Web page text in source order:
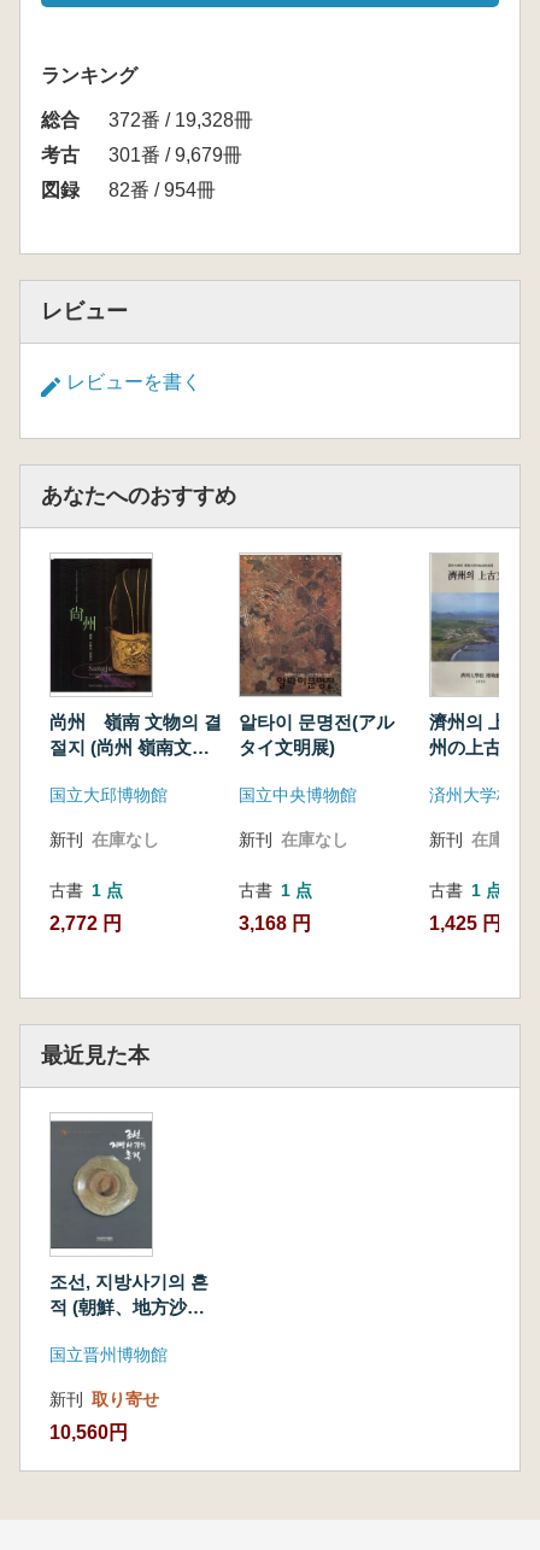
ランキング
総合
372番 / 19,328冊
考古
301番 / 9,679冊
図録
82番 / 954冊
レビュー
レビューを書く
あなたへのおすすめ
尚州 嶺南 文物의 결
절지 (尚州 嶺南文物
国立大邱博物館
新刊 在庫なし
古書 1 点
2,772 円
알타이 문명전(アル
タイ文明展)
国立中央博物館
新刊 在庫なし
古書 1 点
3,168 円
濟州의 上古
州の上古文
済州大学校博
新刊 在庫なし
古書 1 点
1,425 円
最近見た本
조선, 지방사기의 흔
적 (朝鮮、地方沙器
国立晋州博物館
新刊 取り寄せ
10,560円